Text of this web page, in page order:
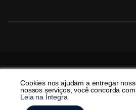
Veja também
Cookies nos ajudam a entregar
nossos serviços, você concorda
Leia na Íntegra